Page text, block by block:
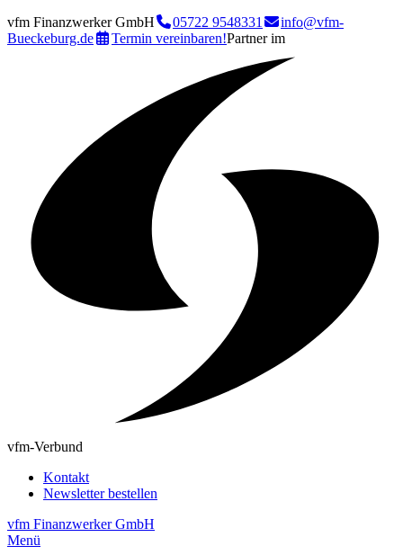
vfm Finanzwerker GmbH 05722 9548331
info@vfm-
Bueckeburg.de
Termin vereinbaren!Partner im
vfm-Verbund
Kontakt
Newsletter bestellen
vfm Finanzwerker GmbH
Menü